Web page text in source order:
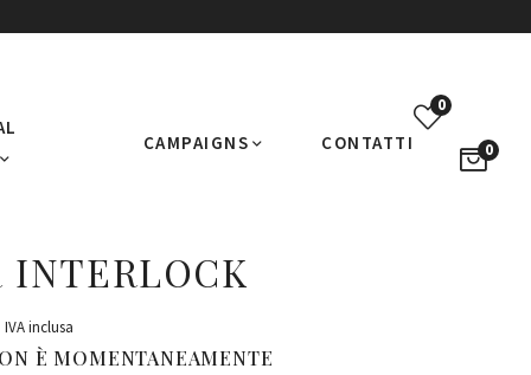
CAMPAIGNS CONTATTI
0
0
INTERLOCK
IVA inclusa
È MOMENTANEAMENTE